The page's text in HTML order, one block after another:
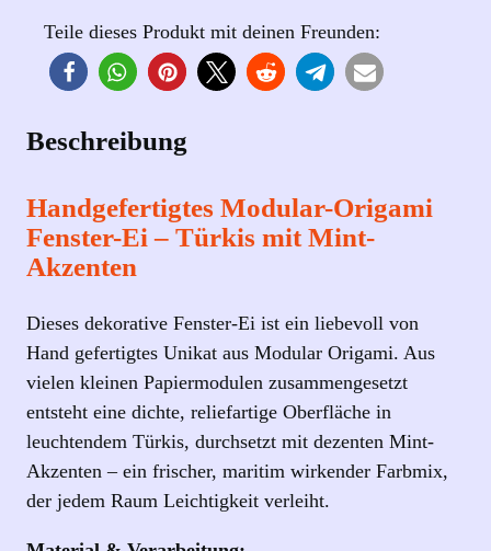
i
u
m
A
f
h
ä
n
g
e
n
–
Teile dieses Produkt mit deinen Freunden:
Beschreibung
Handgefertigtes Modular-Origami
Fenster-Ei – Türkis mit Mint-
Akzenten
Dieses dekorative Fenster-Ei ist ein liebevoll von
Hand gefertigtes Unikat aus Modular Origami. Aus
vielen kleinen Papiermodulen zusammengesetzt
entsteht eine dichte, reliefartige Oberfläche in
leuchtendem Türkis, durchsetzt mit dezenten Mint-
Akzenten – ein frischer, maritim wirkender Farbmix,
der jedem Raum Leichtigkeit verleiht.